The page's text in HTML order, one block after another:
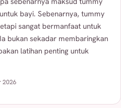
bayi. Sebenarnya, tummy
sangat bermanfaat untuk
bukan sekadar membaringkan
latihan penting untuk
2026